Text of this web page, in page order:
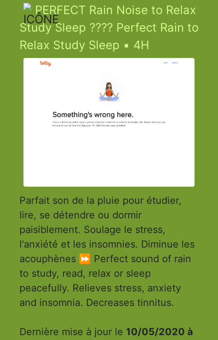
PERFECT Rain Noise to Relax
Study Sleep ???? Perfect Rain to
Relax Study Sleep ▪ 4H
Parfait son de la pluie pour étudier,
lire, se détendre ou dormir
paisiblement. Soulage le stress,
l'anxiété et les insomnies. Diminue les
acouphènes ⏩ Perfect sound of rain
to study, read, relax or sleep
peacefully. Relieves stress, anxiety
and insomnia. Decreases tinnitus.
Dernière mise à jour le 10/05/2020 à